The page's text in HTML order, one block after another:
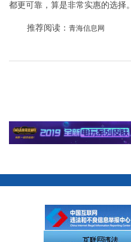
都更可靠，算是非常实惠的选择。
推荐阅读： 青海信息网